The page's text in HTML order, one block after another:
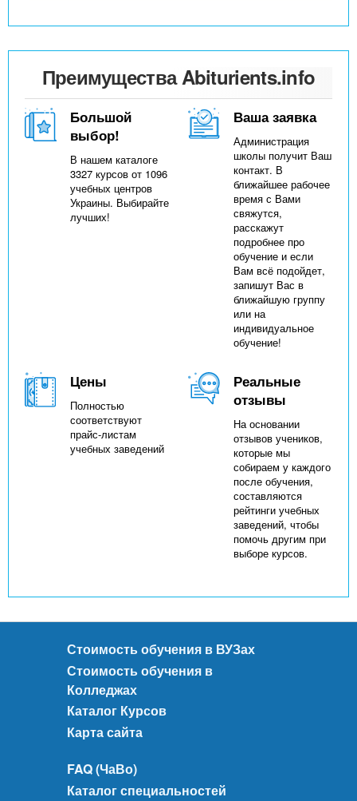
Преимущества Abiturients.info
Большой
выбор!
В нашем каталоге
3327 курсов от 1096
учебных центров
Украины. Выбирайте
лучших!
Ваша заявка
Администрация
школы получит Ваш
контакт. В
ближайшее рабочее
время с Вами
свяжутся,
расскажут
подробнее про
обучение и если
Вам всё подойдет,
запишут Вас в
ближайшую группу
или на
индивидуальное
обучение!
Цены
Полностью
соответствуют
прайс-листам
учебных заведений
Реальные
отзывы
На основании
отзывов учеников,
которые мы
собираем у каждого
после обучения,
составляются
рейтинги учебных
заведений, чтобы
помочь другим при
выборе курсов.
Стоимость обучения в ВУЗах
Стоимость обучения в
Колледжах
Каталог Курсов
Карта сайта
FAQ (ЧаВо)
Каталог специальностей